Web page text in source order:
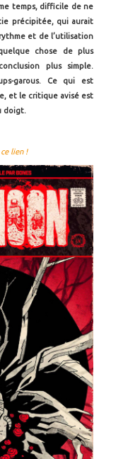
temps, difficile de ne
précipitée, qui aurait
et de l’utilisation
chose de plus
plus simple.
garous. Ce qui est
et le critique avisé est
doigt.
lien !